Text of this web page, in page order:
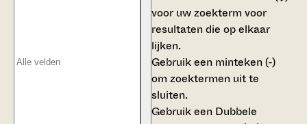
voor uw zoekterm voor
resultaten die op elkaar
lijken.
Gebruik een minteken (-)
om zoektermen uit te
sluiten.
Gebruik een Dubbele